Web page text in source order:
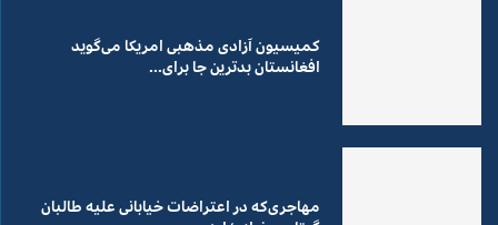
کمیسیون آزادی مذهبی امریکا می‌گوید
افغانستان بدترین جا برای...
مهاجری‌که در اعتراضات خیابانی علیه طالبان